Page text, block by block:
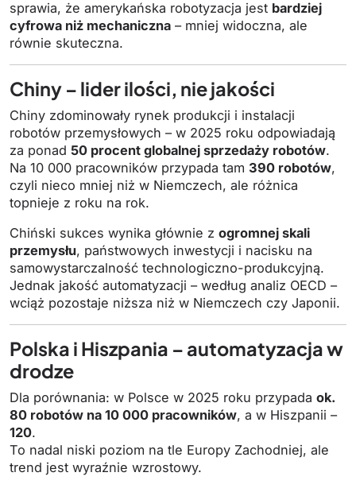
sprawia, że amerykańska robotyzacja jest bardziej
cyfrowa niż mechaniczna – mniej widoczna, ale
równie skuteczna.
Chiny – lider ilości, nie jakości
Chiny zdominowały rynek produkcji i instalacji
robotów przemysłowych – w 2025 roku odpowiadają
za ponad 50 procent globalnej sprzedaży robotów.
Na 10 000 pracowników przypada tam 390 robotów,
czyli nieco mniej niż w Niemczech, ale różnica
topnieje z roku na rok.
Chiński sukces wynika głównie z ogromnej skali
przemysłu, państwowych inwestycji i nacisku na
samowystarczalność technologiczno-produkcyjną.
Jednak jakość automatyzacji – według analiz OECD –
wciąż pozostaje niższa niż w Niemczech czy Japonii.
Polska i Hiszpania – automatyzacja w
drodze
Dla porównania: w Polsce w 2025 roku przypada ok.
80 robotów na 10 000 pracowników, a w Hiszpanii –
120.
To nadal niski poziom na tle Europy Zachodniej, ale
trend jest wyraźnie wzrostowy.